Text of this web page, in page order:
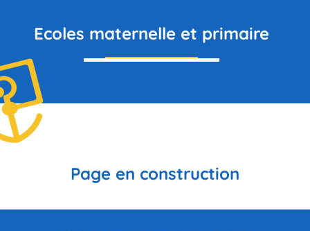
Ecoles maternelle et primaire
Page en construction